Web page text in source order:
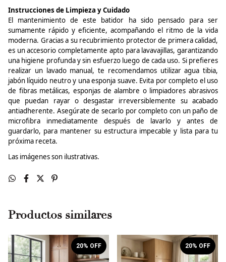
Instrucciones de Limpieza y Cuidado
El mantenimiento de este batidor ha sido pensado para ser
sumamente rápido y eficiente, acompañando el ritmo de la vida
moderna. Gracias a su recubrimiento protector de primera calidad,
es un accesorio completamente apto para lavavajillas, garantizando
una higiene profunda y sin esfuerzo luego de cada uso. Si prefieres
realizar un lavado manual, te recomendamos utilizar agua tibia,
jabón líquido neutro y una esponja suave. Evita por completo el uso
de fibras metálicas, esponjas de alambre o limpiadores abrasivos
que puedan rayar o desgastar irreversiblemente su acabado
antiadherente. Asegúrate de secarlo por completo con un paño de
microfibra inmediatamente después de lavarlo y antes de
guardarlo, para mantener su estructura impecable y lista para tu
próxima receta.
Las imágenes son ilustrativas.
Productos similares
20% OFF 20% OFF